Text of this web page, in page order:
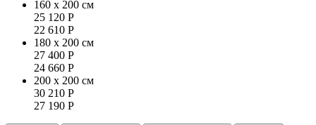
160 x 200 см
25 120 Р
22 610 Р
180 x 200 см
27 400 Р
24 660 Р
200 x 200 см
30 210 Р
27 190 Р